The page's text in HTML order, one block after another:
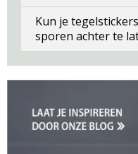
Kun je
sporen achter te